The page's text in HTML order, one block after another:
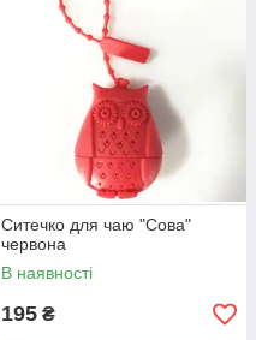
Ситечко для чаю "Сова"
червона
В наявності
195 ₴